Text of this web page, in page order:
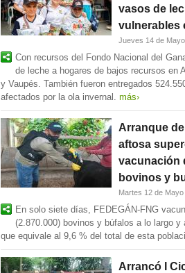
vasos de
vulnerables
Jueves 14 de
Con recursos del Fondo Nacional del
de leche a hogares de bajos recursos en
y Vaupés. También fueron entregados
afectados por la ola invernal. más›
Arranque
aftosa
vacunación
bovinos y
Martes 12 de
En solo siete días, FEDEGÁN-FNG
(2.870.000) bovinos y búfalos a lo largo
que equivale al 9,6 % del total de esta
Arrancó I